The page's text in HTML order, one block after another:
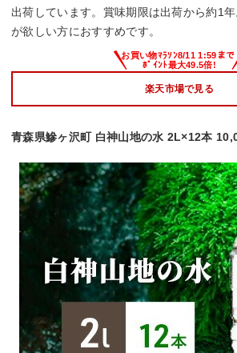
出荷しています。賞味期限は出荷から約1
が欲しい方におすすめです。
楽天市場で見る
青森県鰺ヶ沢町 白神山地の水 2L×12本